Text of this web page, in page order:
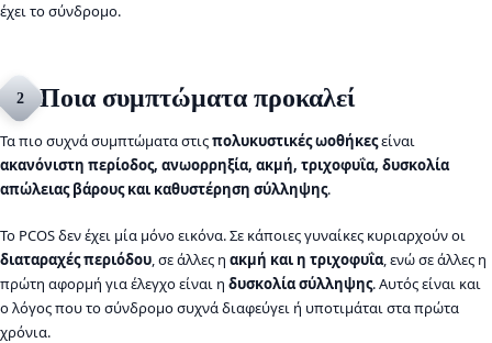
έχει το σύνδρομο.
2 Ποια συμπτώματα προκαλεί
Τα πιο συχνά συμπτώματα στιςπολυκυστικές ωοθήκεςείναι
ακανόνιστη περίοδος, ανωορρηξία, ακμή, τριχοφυΐα, δυσκολία
απώλειας βάρους και καθυστέρηση σύλληψης.
Το PCOS δεν έχει μία μόνο εικόνα. Σε κάποιες γυναίκες κυριαρχούν οι
διαταραχές περιόδου, σε άλλες η ακμή και η τριχοφυΐα, ενώ σε άλλες η
πρώτη αφορμή για έλεγχο είναι η δυσκολία σύλληψης. Αυτός είναι και
ο λόγος που το σύνδρομο συχνά διαφεύγει ή υποτιμάται στα πρώτα
χρόνια.